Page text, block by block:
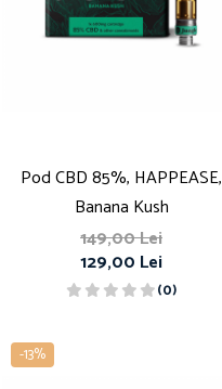
Pod CBD 85%, HAPPEASE,
Banana Kush
149,00 Lei
129,00 Lei
(0)
-13%